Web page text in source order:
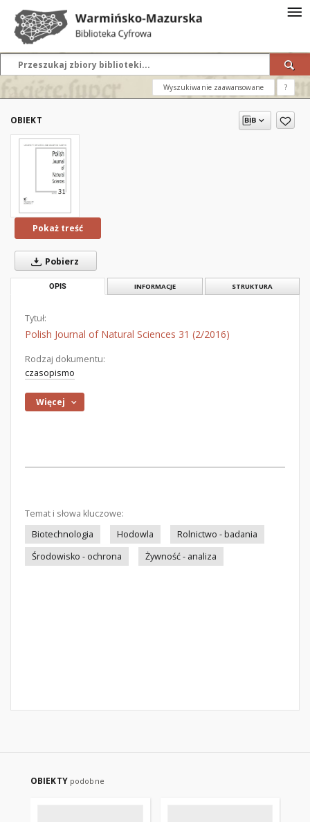
Wyszukiwanie zaawansowane ?
OBIEKT
Pokaż treść
Pobierz
OPIS INFORMACJE STRUKTURA
Tytuł:
Polish Journal of Natural Sciences 31 (2/2016)
Rodzaj dokumentu:
czasopismo
Więcej
Temat i słowa kluczowe:
Biotechnologia
Hodowla
Rolnictwo - badania
Środowisko - ochrona
Żywność - analiza
OBIEKTY podobne